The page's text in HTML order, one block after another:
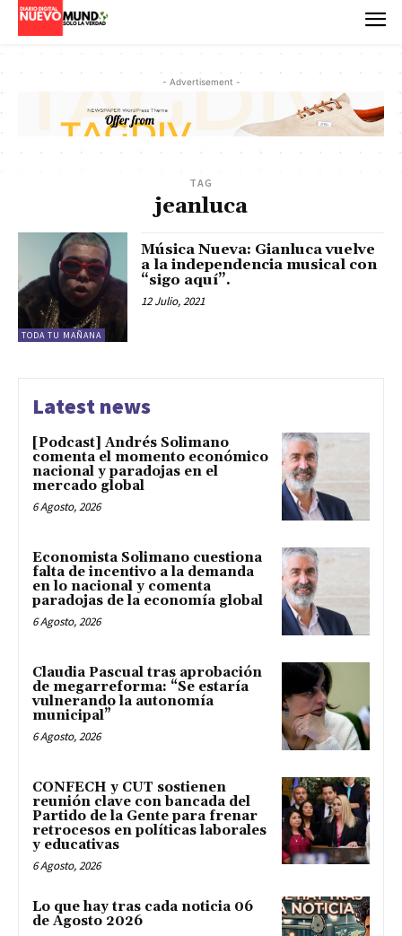
- Advertisement -
TAG
jeanluca
TODA TU MAÑANA
Música Nueva: Gianluca vuelve
a la independencia musical con
“sigo aquí”.
12 Julio, 2021
Latest news
[Podcast] Andrés Solimano
comenta el momento económico
nacional y paradojas en el
mercado global
6 Agosto, 2026
Economista Solimano cuestiona
falta de incentivo a la demanda
en lo nacional y comenta
paradojas de la economía global
6 Agosto, 2026
Claudia Pascual tras aprobación
de megarreforma: “Se estaría
vulnerando la autonomía
municipal”
6 Agosto, 2026
CONFECH y CUT sostienen
reunión clave con bancada del
Partido de la Gente para frenar
retrocesos en políticas laborales
y educativas
6 Agosto, 2026
Lo que hay tras cada noticia 06
de Agosto 2026